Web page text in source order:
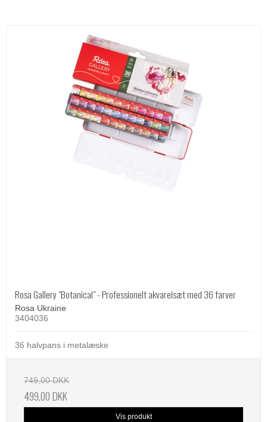
Rosa Gallery "Botanical" - Professionelt akvarelsæt med 36 farver
Rosa Ukraine
3404036
36 halvpans i metalæske
749,00 DKK
499,00 DKK
Vis produkt